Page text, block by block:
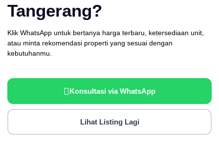
Tangerang?
Klik WhatsApp untuk bertanya harga terbaru, ketersediaan unit,
atau minta rekomendasi properti yang sesuai dengan
kebutuhanmu.
Konsultasi via WhatsApp
Lihat Listing Lagi